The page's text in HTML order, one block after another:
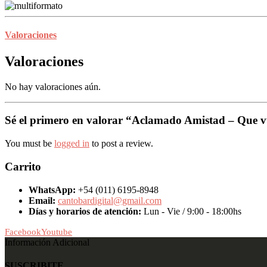
Valoraciones
Valoraciones
No hay valoraciones aún.
Sé el primero en valorar “Aclamado Amistad – Que
You must be logged in to post a review.
Carrito
WhatsApp: +54 (011) 6195-8948
Email: cantobardigital@gmail.com
Días y horarios de atención: Lun - Vie / 9:00 - 18:00hs
FacebookYoutube
Información Adicional